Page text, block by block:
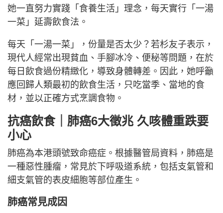
她一直努力實踐「食養生活」理念，每天實行「一湯
一菜」延壽飲食法。
每天「一湯一菜」，份量是否太少？若杉友子表示，
現代人經常出現貧血、手腳冰冷、便秘等問題，在於
每日飲食過份精緻化，導致身體轉差。因此，她呼籲
應回歸人類最初的飲食生活，只吃當季、當地的食
材，並以正確方式烹調食物。
抗癌飲食｜肺癌6大徵兆 久咳體重跌要
小心
肺癌為本港頭號致命癌症。根據醫管局資料，肺癌是
一種惡性腫瘤，常見於下呼吸道系統，包括支氣管和
細支氣管的表皮細胞等部位產生。
肺癌常見成因